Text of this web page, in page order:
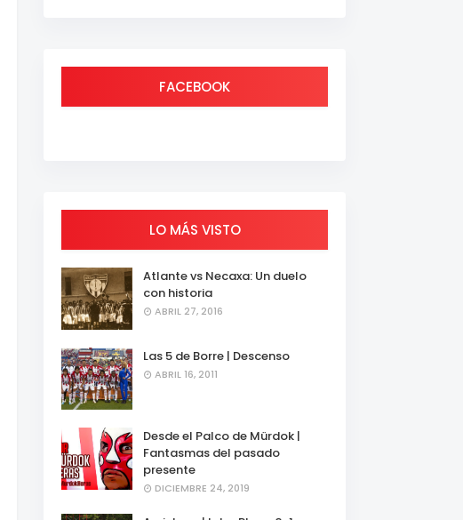
FACEBOOK
LO MÁS VISTO
Atlante vs Necaxa: Un duelo
con historia
ABRIL 27, 2016
Las 5 de Borre | Descenso
ABRIL 16, 2011
Desde el Palco de Mürdok |
Fantasmas del pasado
presente
DICIEMBRE 24, 2019